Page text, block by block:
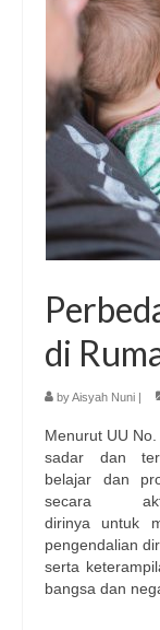
Kajian
FAQ
Contact
About
di
byAisyah Nuni |
Menurut UU
sadar dan
belajar dan
secara
dirinya untuk
pengendalian
serta
bangsa dan